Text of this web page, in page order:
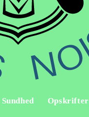
Sundhed Opskrifter